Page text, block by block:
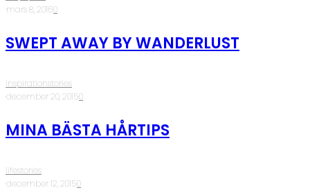
·mars 8, 2016·0
SWEPT AWAY BY WANDERLUST
inspirationstories
·december 20, 2015·0
MINA BÄSTA HÅRTIPS
lifestories
·december 12, 2015·0